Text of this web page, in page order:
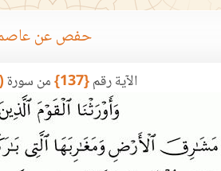
حفص عن
الآية رقم{137} من سورة